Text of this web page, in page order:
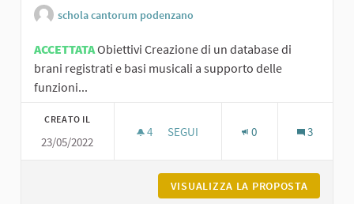
schola cantorum podenzano
ACCETTATAObiettivi Creazione di un database di
brani registrati e basi musicali a supporto delle
funzioni...
CREATO IL
23/05/2022
4 4 SOSTENITORI
SEGUI 0 3
VISUALIZZA LA PROPOSTA